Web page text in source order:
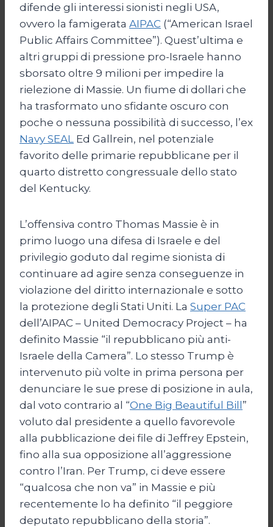
difende gli interessi sionisti negli USA,
ovvero la famigerata AIPAC (“American Israel
Public Affairs Committee”). Quest’ultima e
altri gruppi di pressione pro-Israele hanno
sborsato oltre 9 milioni per impedire la
rielezione di Massie. Un fiume di dollari che
ha trasformato uno sfidante oscuro con
poche o nessuna possibilità di successo, l’ex
Navy SEAL Ed Gallrein, nel potenziale
favorito delle primarie repubblicane per il
quarto distretto congressuale dello stato
del Kentucky.
L’offensiva contro Thomas Massie è in
primo luogo una difesa di Israele e del
privilegio goduto dal regime sionista di
continuare ad agire senza conseguenze in
violazione del diritto internazionale e sotto
la protezione degli Stati Uniti. La Super PAC
dell’AIPAC – United Democracy Project – ha
definito Massie “il repubblicano più anti-
Israele della Camera”. Lo stesso Trump è
intervenuto più volte in prima persona per
denunciare le sue prese di posizione in aula,
dal voto contrario al “One Big Beautiful Bill”
voluto dal presidente a quello favorevole
alla pubblicazione dei file di Jeffrey Epstein,
fino alla sua opposizione all’aggressione
contro l’Iran. Per Trump, ci deve essere
“qualcosa che non va” in Massie e più
recentemente lo ha definito “il peggiore
deputato repubblicano della storia”.